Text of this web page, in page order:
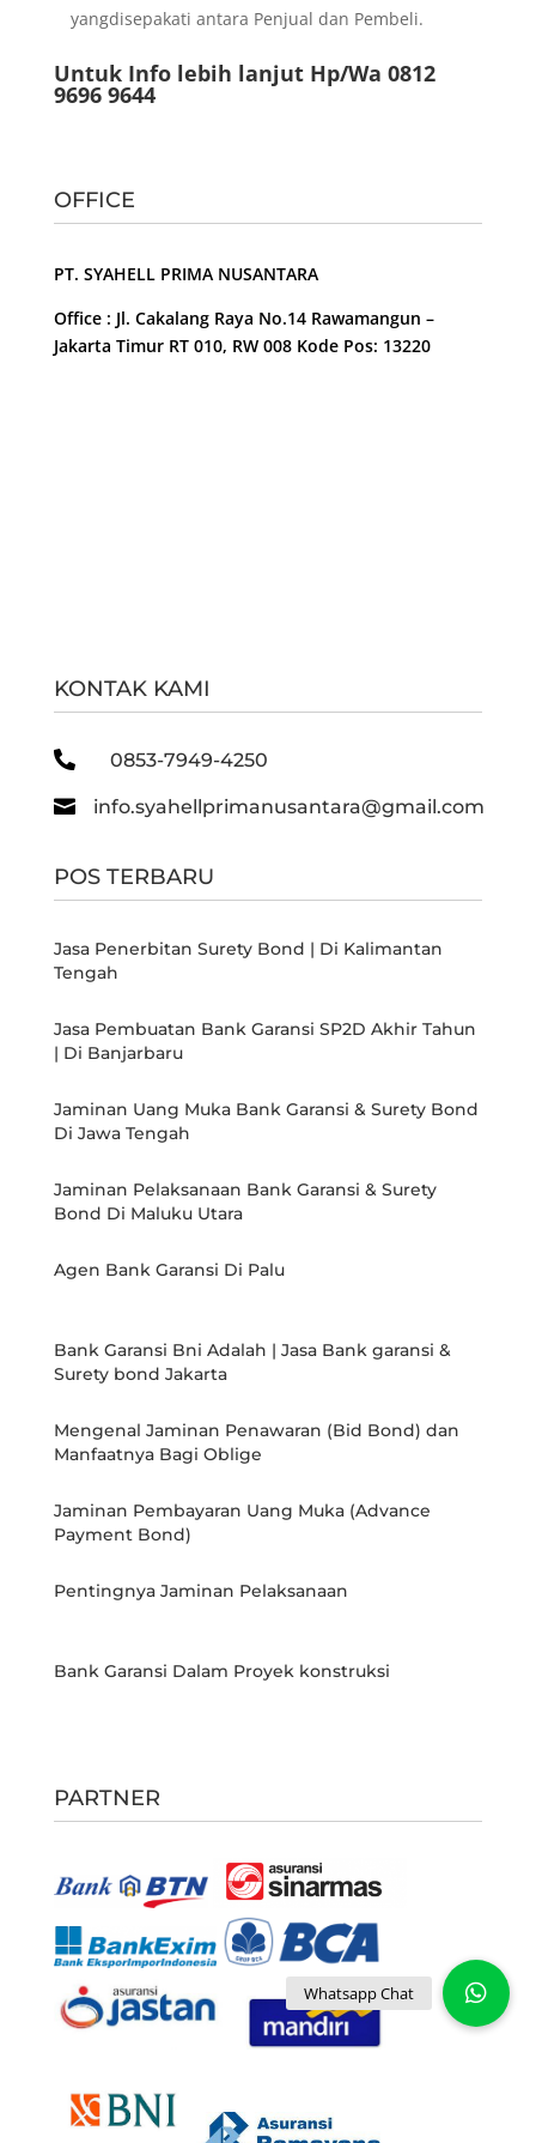
yangdisepakati antara Penjual dan Pembeli.
Untuk Info lebih lanjut Hp/Wa 0812
9696 9644
OFFICE
PT. SYAHELL PRIMA NUSANTARA
Office : Jl. Cakalang Raya No.14 Rawamangun –
Jakarta Timur RT 010, RW 008 Kode Pos: 13220
KONTAK KAMI
 0853-7949-4250
 info.syahellprimanusantara@gmail.com
POS TERBARU
Jasa Penerbitan Surety Bond | Di Kalimantan
Tengah
Jasa Pembuatan Bank Garansi SP2D Akhir Tahun
| Di Banjarbaru
Jaminan Uang Muka Bank Garansi & Surety Bond
Di Jawa Tengah
Jaminan Pelaksanaan Bank Garansi & Surety
Bond Di Maluku Utara
Agen Bank Garansi Di Palu
Bank Garansi Bni Adalah | Jasa Bank garansi &
Surety bond Jakarta
Mengenal Jaminan Penawaran (Bid Bond) dan
Manfaatnya Bagi Oblige
Jaminan Pembayaran Uang Muka (Advance
Payment Bond)
Pentingnya Jaminan Pelaksanaan
Bank Garansi Dalam Proyek konstruksi
PARTNER